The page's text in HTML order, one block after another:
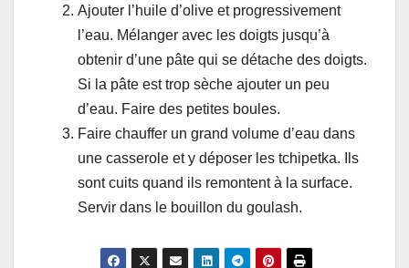
Ajouter l’huile d’olive et progressivement
l’eau. Mélanger avec les doigts jusqu’à
obtenir d’une pâte qui se détache des doigts.
Si la pâte est trop sèche ajouter un peu
d’eau. Faire des petites boules.
Faire chauffer un grand volume d’eau dans
une casserole et y déposer les tchipetka. Ils
sont cuits quand ils remontent à la surface.
Servir dans le bouillon du goulash.